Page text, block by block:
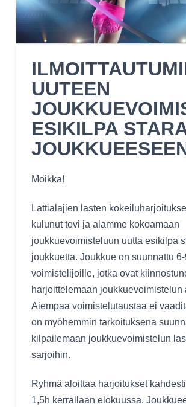
UUTEEN
ESIKILPA
Moikka!
Lattialajien lasten
kulunut tovi ja alamme kokoamaan
joukkuevoimisteluun uutta esikilpa
joukkuetta. Joukkue on suunnattu
voimistelijoille, jotka ovat
harjoittelemaan joukkuevoimistelun
Aiempaa voimistelutaustaa ei
on myöhemmin tarkoituksena
kilpailemaan joukkuevoimistelun
sarjoihin.
Ryhmä aloittaa harjoitukset
1,5h kerrallaan elokuussa.